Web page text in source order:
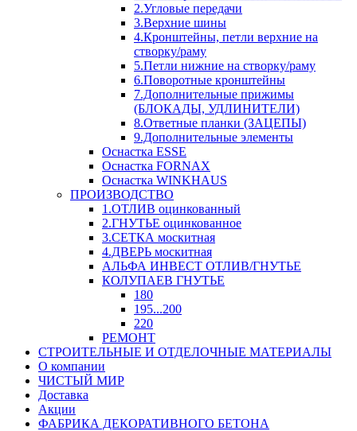
2.Угловые передачи
3.Верхние шины
4.Кронштейны, петли верхние на
створку/раму
5.Петли нижние на створку/раму
6.Поворотные кронштейны
7.Дополнительные прижимы
(БЛОКАДЫ, УДЛИНИТЕЛИ)
8.Ответные планки (ЗАЦЕПЫ)
9.Дополнительные элементы
Оснастка ESSE
Оснастка FORNAX
Оснастка WINKHAUS
ПРОИЗВОДСТВО
1.ОТЛИВ оцинкованный
2.ГНУТЬЕ оцинкованное
3.СЕТКА москитная
4.ДВЕРЬ москитная
АЛЬФА ИНВЕСТ ОТЛИВ/ГНУТЬЕ
КОЛУПАЕВ ГНУТЬЕ
180
195...200
220
РЕМОНТ
СТРОИТЕЛЬНЫЕ И ОТДЕЛОЧНЫЕ МАТЕРИАЛЫ
О компании
ЧИСТЫЙ МИР
Доставка
Акции
ФАБРИКА ДЕКОРАТИВНОГО БЕТОНА